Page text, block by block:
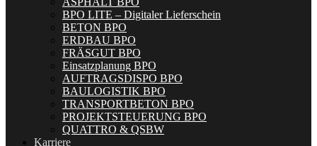
BPO LITE – Digitaler Lieferschein
BETON BPO
ERDBAU BPO
FRÄSGUT BPO
Einsatzplanung BPO
AUFTRAGSDISPO BPO
BAULOGISTIK BPO
TRANSPORTBETON BPO
PROJEKTSTEUERUNG BPO
QUATTRO & QSBW
Karriere